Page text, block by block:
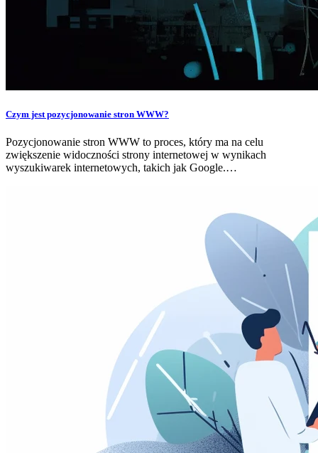
Czym jest pozycjonowanie stron WWW?
Pozycjonowanie stron WWW to proces, który ma na celu
zwiększenie widoczności strony internetowej w wynikach
wyszukiwarek internetowych, takich jak Google.…